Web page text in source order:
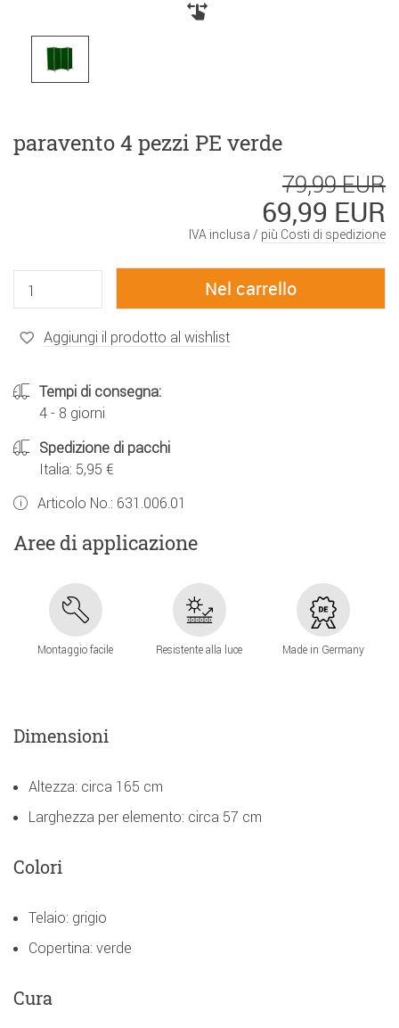
paravento 4 pezzi PE verde
79,99 EUR
69,99 EUR
IVA inclusa / più Costi di spedizione
Aggiungi il prodotto al wishlist
Tempi di consegna:
4 - 8 giorni
Spedizione di pacchi
Italia: 5,95 €
Articolo No.: 631.006.01
Aree di applicazione
Montaggio facile Resistente alla luce Made in Germany
Dimensioni
Altezza: circa 165 cm
Larghezza per elemento: circa 57 cm
Colori
Telaio: grigio
Copertina: verde
Cura